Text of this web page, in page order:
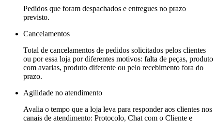
Pedidos que foram despachados e entregues no prazo
previsto.
Cancelamentos
Total de cancelamentos de pedidos solicitados pelos clientes
ou por essa loja por diferentes motivos: falta de peças, produto
com avarias, produto diferente ou pelo recebimento fora do
prazo.
Agilidade no atendimento
Avalia o tempo que a loja leva para responder aos clientes nos
canais de atendimento: Protocolo, Chat com o Cliente e